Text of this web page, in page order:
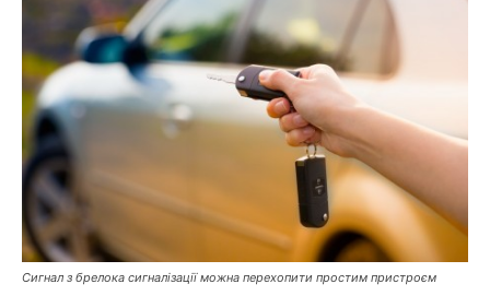
Сигнал з брелока сигналізації можна перехопити простим пристроєм